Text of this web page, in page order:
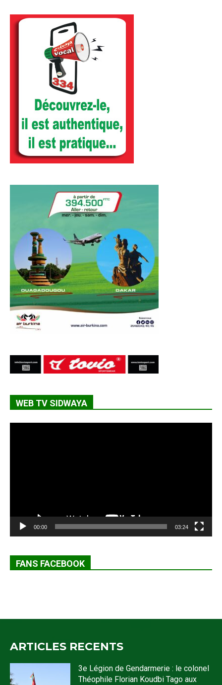
WEB TV SIDWAYA
00:00 03:24
FANS FACEBOOK
ARTICLES RECENTS
3e Légion de Gendarmerie : le colonel
Théophile Florian Koudbi Tago aux